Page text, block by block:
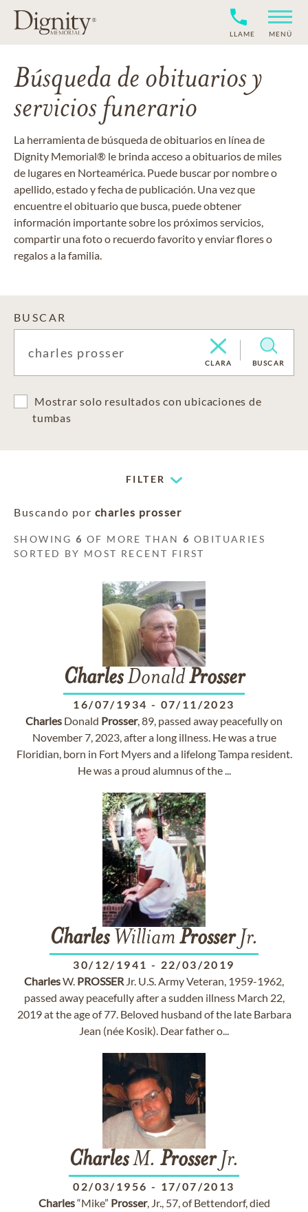
LLAME MENÚ
Búsqueda de obituarios y
servicios funerario
La herramienta de búsqueda de obituarios en línea de
Dignity Memorial® le brinda acceso a obituarios de miles
de lugares en Norteamérica. Puede buscar por nombre o
apellido, estado y fecha de publicación. Una vez que
encuentre el obituario que busca, puede obtener
información importante sobre los próximos servicios,
compartir una foto o recuerdo favorito y enviar flores o
regalos a la familia.
BUSCAR
CLARA BUSCAR
Mostrar solo resultados con ubicaciones de
tumbas
FILTER
Buscando por charles prosser
SHOWING6 OF MORE THAN6 OBITUARIES
SORTED BY MOST RECENT FIRST
CharlesDonaldProsser
16/07/1934 - 07/11/2023
Charles Donald Prosser, 89, passed away peacefully on
November 7, 2023, after a long illness. He was a true
Floridian, born in Fort Myers and a lifelong Tampa resident.
He was a proud alumnus of the ...
CharlesWilliam ProsserJr.
30/12/1941 - 22/03/2019
CharlesW. PROSSER Jr. U.S. Army Veteran, 1959-1962,
passed away peacefully after a sudden illness March 22,
2019 at the age of 77. Beloved husband of the late Barbara
Jean (née Kosik). Dear father o...
CharlesM. ProsserJr.
02/03/1956 - 17/07/2013
Charles“Mike” Prosser, Jr., 57, of Bettendorf, died